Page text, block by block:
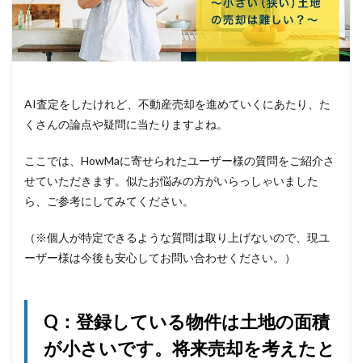
AI査定をしたけれど、不動産売却を進めていくにあたり、た
くさんの論点や疑問に当たりますよね。
ここでは、HowMaに寄せられたユーザー様の質問をご紹介さ
せていただきます。似たお悩みの方がいらっしゃいました
ら、ご参考にしてみてください。
（※個人が特定できるような質問は取り上げないので、現ユ
ーザー様は今後も安心してお問い合わせください。）
Q：登録している物件は土地の面積
が小さいです。将来売却を考えたと